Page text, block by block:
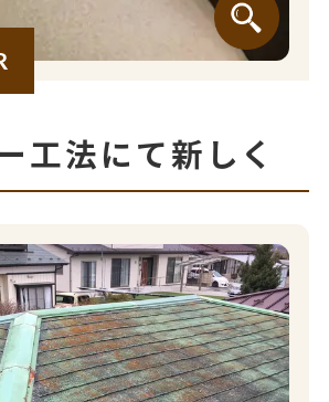
工法にて新しく